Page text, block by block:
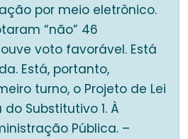
por meio eletrônico.
“não” 46
voto favorável. Está
Está, portanto,
turno, o Projeto de Lei
Substitutivo 1. À
Pública. –